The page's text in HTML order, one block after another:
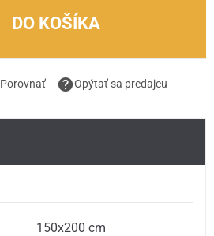
DO KOŠÍKA
Porovnať Opýtať sa predajcu
150x200 cm